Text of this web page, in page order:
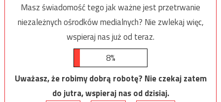
Masz świadomość tego jak ważne jest przetrwanie
niezależnych ośrodków medialnych? Nie zwlekaj więc,
wspieraj nas już od teraz.
8%
Uważasz, że robimy dobrą robotę? Nie czekaj zatem
do jutra, wspieraj nas od dzisiaj.